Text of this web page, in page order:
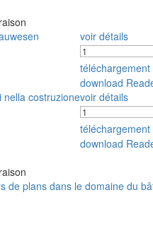
voir détails
download
nella costruzionevoir détails
download
de plans dans le domaine du